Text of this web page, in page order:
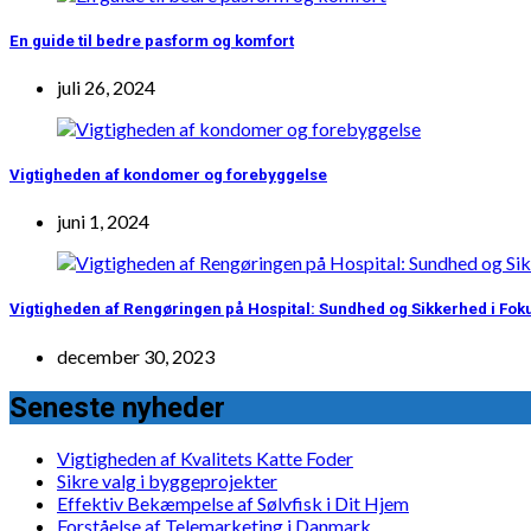
En guide til bedre pasform og komfort
juli 26, 2024
Vigtigheden af kondomer og forebyggelse
juni 1, 2024
Vigtigheden af Rengøringen på Hospital: Sundhed og Sikkerhed i
december 30, 2023
Seneste nyheder
Vigtigheden af Kvalitets Katte Foder
Sikre valg i byggeprojekter
Effektiv Bekæmpelse af Sølvfisk i Dit Hjem
Forståelse af Telemarketing i Danmark